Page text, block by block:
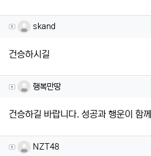
skand님의 댓글
skand
건승하시길
행복만땅님의 댓글
행복만땅
건승하길 바랍니다. 성공과 행운이 함
NZT48님의 댓글
NZT48